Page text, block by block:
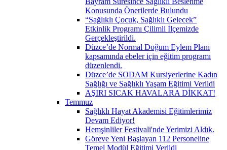
Konusunda Önerilerde Bulundu
“Sağlıklı Çocuk, Sağlıklı Gelecek”
Etkinlik Programı Çilimli İlçemizde
Gerçekleştirildi.
Düzce’de Normal Doğum Eylem Planı
kapsamında ebeler için eğitim programı
düzenlendi.
Düzce’de SODAM Kursiyerlerine Kadın
Sağlığı ve Sağlıklı Yaşam Eğitimi Verildi
AŞIRI SICAK HAVALARA DİKKAT!
Temmuz
Sağlıklı Hayat Akademisi Eğitimlerimiz
Devam Ediyor!
Hemşinliler Festivali'nde Yerimizi Aldık.
Göreve Yeni Başlayan 112 Personeline
Temel Modül Eğitimi Verildi